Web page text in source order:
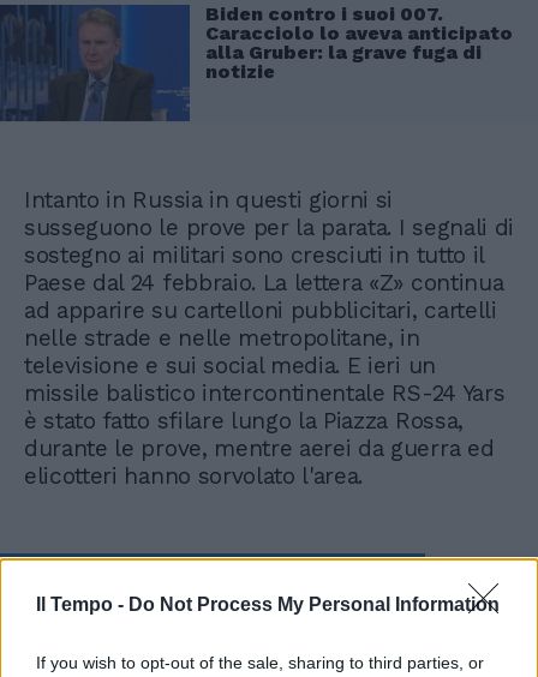
Il Tempo - Do Not Process My Personal Information
If you wish to opt-out of the sale, sharing to third parties, or
Biden contro i suoi 007.
Caracciolo lo aveva anticipato
alla Gruber: la grave fuga di
notizie
Intanto in Russia in questi giorni si
susseguono le prove per la parata. I segnali di
sostegno ai militari sono cresciuti in tutto il
Paese dal 24 febbraio. La lettera «Z» continua
ad apparire su cartelloni pubblicitari, cartelli
nelle strade e nelle metropolitane, in
televisione e sui social media. E ieri un
missile balistico intercontinentale RS-24 Yars
è stato fatto sfilare lungo la Piazza Rossa,
durante le prove, mentre aerei da guerra ed
elicotteri hanno sorvolato l'area.
salute". La risposta di